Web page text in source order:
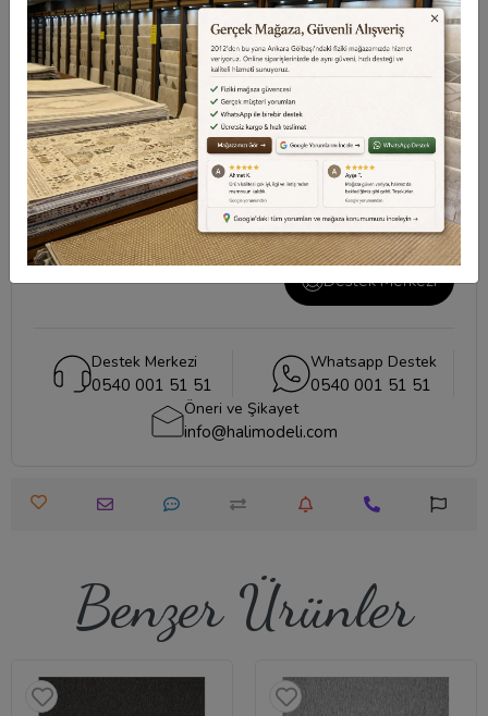
Değerlendirmeler
Destek Merkezi
Aklınızdaki soruların yanıtları ve önemli konuların
cevapları içindestek merkezisayfamızı ziyaret
edebilirsiniz.
Destek Merkezi
Destek Merkezi
0540 001 51 51
Whatsapp Destek
0540 001 51 51
Öneri ve Şikayet
info@halimodeli.com
Benzer Ürünler